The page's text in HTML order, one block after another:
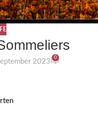
2023
0